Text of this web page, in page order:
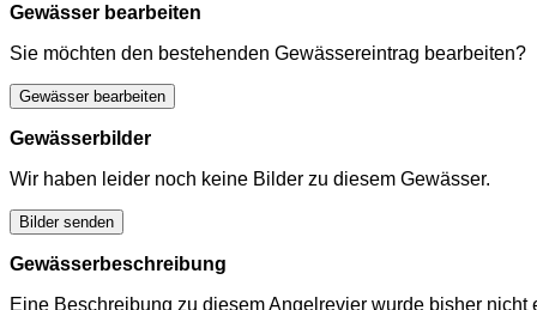
Gewässer bearbeiten
Sie möchten den bestehenden Gewässereintrag bearbeiten?
Gewässer bearbeiten
Gewässerbilder
Wir haben leider noch keine Bilder zu diesem Gewässer.
Bilder senden
Gewässerbeschreibung
Eine Beschreibung zu diesem Angelrevier wurde bisher nicht